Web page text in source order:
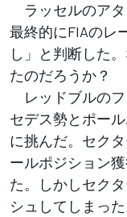
ラッセルのアタ
最終的にFIAのレ
し」と判断した
たのだろうか？
レッドブルのフ
セデス勢とポー
に挑んだ。セク
ールポジション
た。しかしセク
シュしてしまった